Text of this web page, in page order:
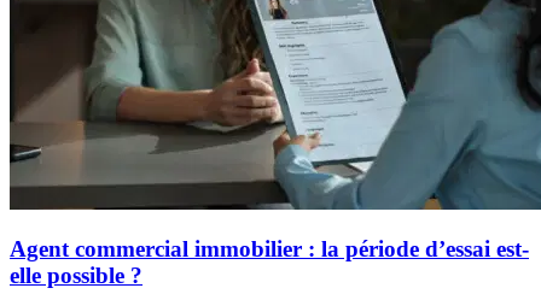
Agent commercial immobilier : la période d’essai est-
elle possible ?